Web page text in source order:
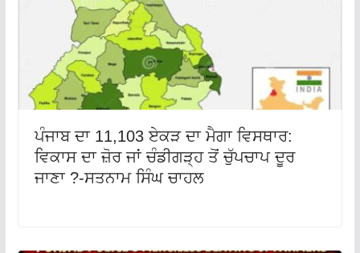
ਪੰਜਾਬ ਦਾ 11,103 ਏਕੜ ਦਾ ਮੈਗਾ ਵਿਸਥਾਰ:
ਵਿਕਾਸ ਦਾ ਜ਼ੋਰ ਜਾਂ ਚੰਡੀਗੜ੍ਹ ਤੋਂ ਚੁੱਪਚਾਪ ਦੂਰ
ਜਾਣਾ ?-ਸਤਨਾਮ ਸਿੰਘ ਚਾਹਲ